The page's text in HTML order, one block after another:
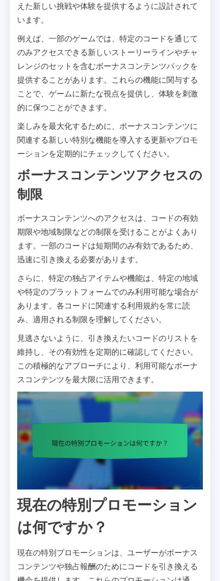
えた新しい挑戦や体験を提供するように設計されて
います。
例えば、一部のゲームでは、特定のコードを通じて
のみアクセスできる新しいストーリーラインやチャ
レンジのセットを含むボーナスコンテンツパックを
提供することがあります。これらの機能に関与する
ことで、ゲームに新たな視点を提供し、体験を刺激
的に保つことができます。
楽しみを最大化するために、ボーナスコンテンツに
関連する新しい特別な機能を導入する更新やプロモ
ーションを定期的にチェックしてください。
ボーナスコンテンツアクセスの
制限
ボーナスコンテンツへのアクセスは、コードの有効
期限や地域制限などの制限を受けることがよくあり
ます。一部のコードは短期間のみ有効であるため、
迅速に引き換える必要があります。
さらに、特定の独占アイテムや機能は、特定の地域
や特定のプラットフォームでのみ利用可能な場合が
あります。各コードに関連する利用規約を常に読
み、適用される制限を理解してください。
見逃さないように、引き換えたいコードのリストを
維持し、その有効性を定期的に確認してください。
この積極的なアプローチにより、利用可能なボーナ
スコンテンツを最大限に活用できます。
現在の特別プロモーション
は何ですか？
現在の特別プロモーションは、ユーザーがボーナス
コンテンツや独占報酬のためにコードを引き換える